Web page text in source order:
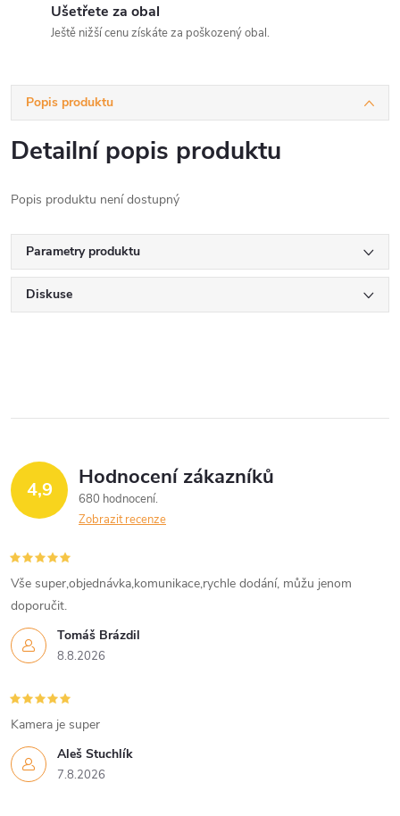
Ušetřete za obal
Ještě nižší cenu získáte za poškozený obal.
Popis produktu
Detailní popis produktu
Popis produktu není dostupný
Parametry produktu
Diskuse
4,9 Hodnocení zákazníků
680 hodnocení
Zobrazit recenze
Tomáš Brázdil
8.8.2026
Vše super,objednávka,komunikace,rychle dodání, můžu jenom
doporučit.
Aleš Stuchlík
7.8.2026
Kamera je super